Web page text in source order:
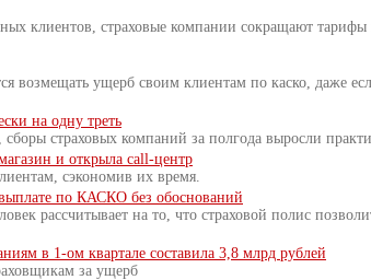
клиентов, страховые компании сокращают тарифы
возмещать ущерб своим клиентам по каско, даже
на одну треть
страховых компаний за полгода выросли
и открыла call-центр
сэкономив их время.
по КАСКО без обоснований
рассчитывает на то, что страховой полис
в 1-ом квартале составила 3,8 млрд рублей
за ущерб